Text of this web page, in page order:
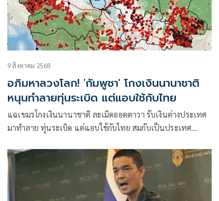
9 สิงหาคม 2568
อภิมหาลวงโลก! 'กัมพูชา' โกงเงินนานาชาติ
หนุนทำลายทุ่นระเบิด แต่แอบใช้กับไทย
แฉเขมรโกงเงินนานาชาติ ละเมิดออตตาวา รับเงินต่างประเทศ
มาทำลาย ทุ่นระเบิด แต่แอบใช้กับไทย สมกับเป็นประเทศ